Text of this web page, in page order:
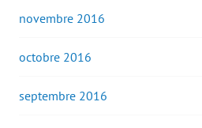
novembre 2016
octobre 2016
septembre 2016